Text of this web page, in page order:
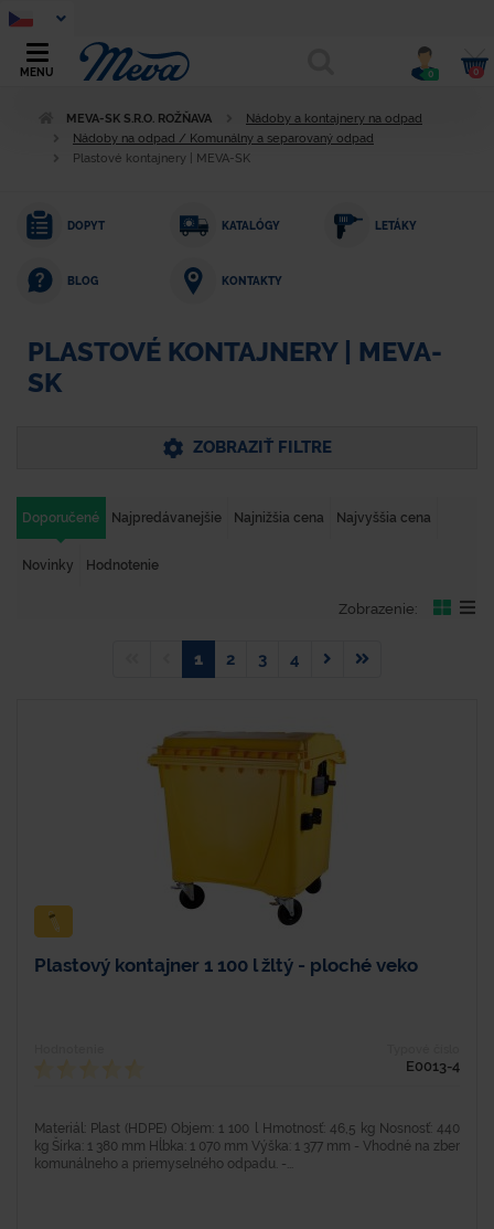
MENU 0 0
MEVA-SK S.R.O. ROŽŇAVA
Nádoby a kontajnery na odpad
Nádoby na odpad / Komunálny a separovaný odpad
Plastové kontajnery | MEVA-SK
DOPYT KATALÓGY LETÁKY
BLOG KONTAKTY
PLASTOVÉ KONTAJNERY | MEVA-
SK
ZOBRAZIŤ FILTRE
Doporučené Najpredávanejšie Najnižšia cena Najvyššia cena
Novinky Hodnotenie
Zobrazenie:
1 2 3 4
Plastový kontajner 1 100 l žltý - ploché veko
E0013-4
Materiál: Plast (HDPE) Objem: 1 100 l Hmotnosť: 46,5 kg Nosnosť: 440
kg Šírka: 1 380 mm Hĺbka: 1 070 mm Výška: 1 377 mm - Vhodné na zber
komunálneho a priemyselného odpadu. -...